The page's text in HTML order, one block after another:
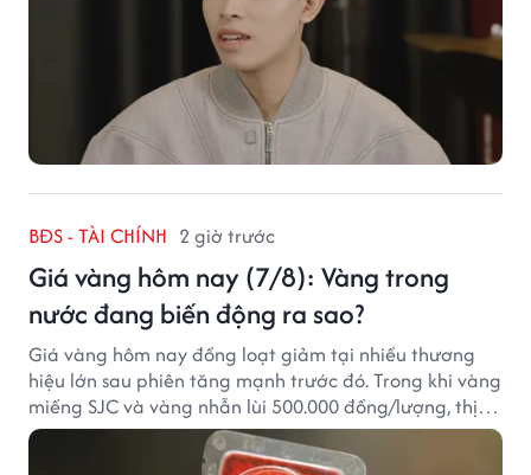
BĐS - TÀI CHÍNH 2 giờ trước
Giá vàng hôm nay (7/8): Vàng trong
nước đang biến động ra sao?
Giá vàng hôm nay đồng loạt giảm tại nhiều thương
hiệu lớn sau phiên tăng mạnh trước đó. Trong khi vàng
miếng SJC và vàng nhẫn lùi 500.000 đồng/lượng, thị
trường vẫn duy trì mặt bằng giá cao, với sự chênh
lệch đáng kể giữa các doanh nghiệp.